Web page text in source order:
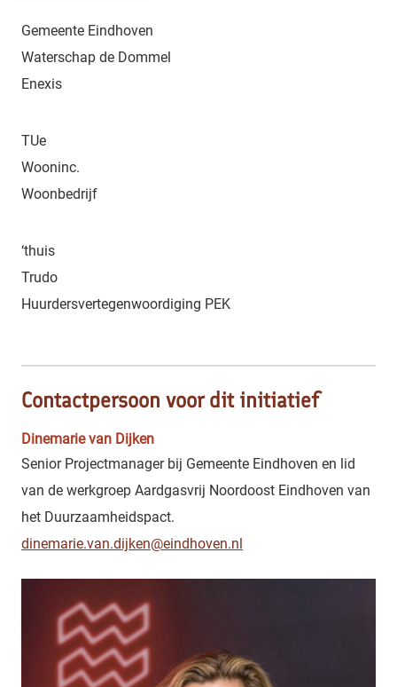
Gemeente Eindhoven
Waterschap de Dommel
Enexis
TUe
Wooninc.
Woonbedrijf
‘thuis
Trudo
Huurdersvertegenwoordiging PEK
Contactpersoon voor dit initiatief
Dinemarie van Dijken
Senior Projectmanager bij Gemeente Eindhoven en lid
van de werkgroep Aardgasvrij Noordoost Eindhoven van
het Duurzaamheidspact.
dinemarie.van.dijken@eindhoven.nl